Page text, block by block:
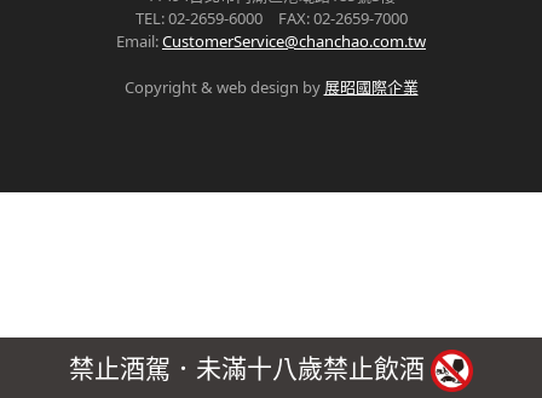
TEL: 02-2659-6000 FAX: 02-2659-7000
Email:CustomerService@chanchao.com.tw
Copyright & web design by 展昭國際企業
禁止酒駕．未滿十八歲禁止飲酒